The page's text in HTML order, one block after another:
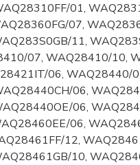
01,
07,
11,
07, WAQ28410/10,
06, WAQ28440/
06,
06,
06,
12,
10,